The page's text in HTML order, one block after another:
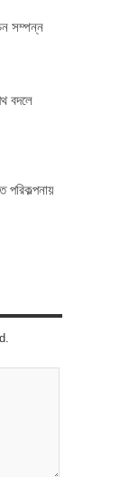
সম্পন্ন
বদলে
পরিকল্পনায়